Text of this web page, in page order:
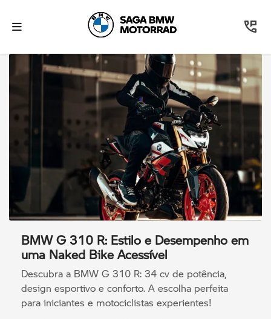
BMW G 310 R: Estilo e Desempenho em
uma Naked Bike Acessível
Descubra a BMW G 310 R: 34 cv de potência,
design esportivo e conforto. A escolha perfeita
para iniciantes e motociclistas experientes!